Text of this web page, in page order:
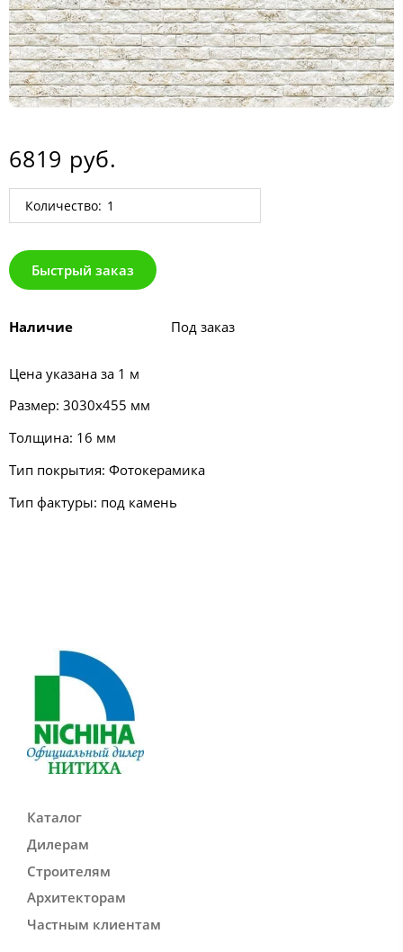
6819 руб.
Количество:
Быстрый заказ
Наличие Под заказ
Цена указана за 1 м
Размер: 3030х455 мм
Толщина: 16 мм
Тип покрытия: Фотокерамика
Тип фактуры: под камень
Каталог
Дилерам
Строителям
Архитекторам
Частным клиентам